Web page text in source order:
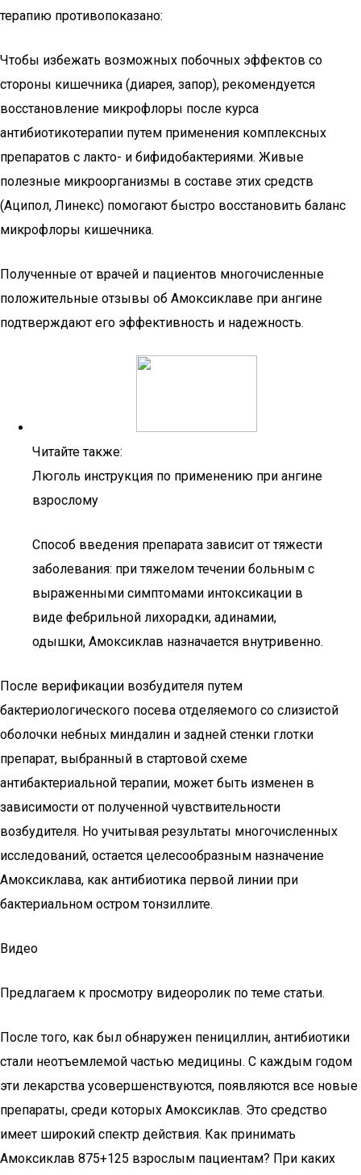
терапию противопоказано:
Чтобы избежать возможных побочных эффектов со
стороны кишечника (диарея, запор), рекомендуется
восстановление микрофлоры после курса
антибиотикотерапии путем применения комплексных
препаратов с лакто- и бифидобактериями. Живые
полезные микроорганизмы в составе этих средств
(Аципол, Линекс) помогают быстро восстановить баланс
микрофлоры кишечника.
Полученные от врачей и пациентов многочисленные
положительные отзывы об Амоксиклаве при ангине
подтверждают его эффективность и надежность.
Читайте также:
Люголь инструкция по применению при ангине
взрослому
Способ введения препарата зависит от тяжести
заболевания: при тяжелом течении больным с
выраженными симптомами интоксикации в
виде фебрильной лихорадки, адинамии,
одышки, Амоксиклав назначается внутривенно.
После верификации возбудителя путем
бактериологического посева отделяемого со слизистой
оболочки небных миндалин и задней стенки глотки
препарат, выбранный в стартовой схеме
антибактериальной терапии, может быть изменен в
зависимости от полученной чувствительности
возбудителя. Но учитывая результаты многочисленных
исследований, остается целесообразным назначение
Амоксиклава, как антибиотика первой линии при
бактериальном остром тонзиллите.
Видео
Предлагаем к просмотру видеоролик по теме статьи.
После того, как был обнаружен пенициллин, антибиотики
стали неотъемлемой частью медицины. С каждым годом
эти лекарства усовершенствуются, появляются все новые
препараты, среди которых Амоксиклав. Это средство
имеет широкий спектр действия. Как принимать
Амоксиклав 875+125 взрослым пациентам? При каких